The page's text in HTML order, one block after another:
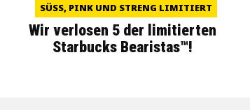
SÜSS, PINK UND STRENG LIMITIERT
Wir verlosen 5 der limitierten
Starbucks Bearistas™!